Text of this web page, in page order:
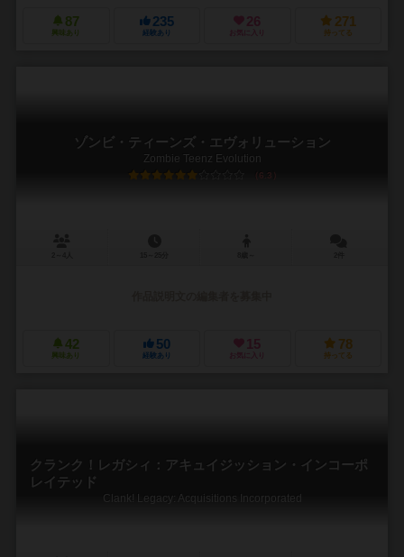
87
興味あり
235
経験あり
26
お気に入り
271
持ってる
ゾンビ・ティーンズ・エヴォリューション
Zombie Teenz Evolution
6.3
42
興味あり
50
経験あり
15
お気に入り
78
持ってる
クランク！レガシィ：アキュイジッション・インコーポ
レイテッド
Clank! Legacy: Acquisitions Incorporated